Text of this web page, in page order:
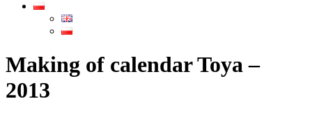
Making of calendar Toya –
2013